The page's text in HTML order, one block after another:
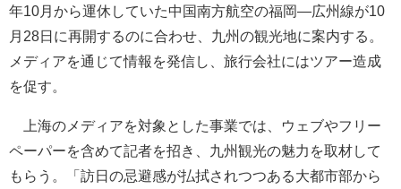
年10月から運休していた中国南方航空の福岡—広州線が10
月28日に再開するのに合わせ、九州の観光地に案内する。
メディアを通じて情報を発信し、旅行会社にはツアー造成
を促す。
上海のメディアを対象とした事業では、ウェブやフリー
ペーパーを含めて記者を招き、九州観光の魅力を取材して
もらう。「訪日の忌避感が払拭されつつある大都市部から